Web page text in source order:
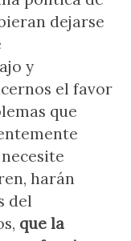
dejarse
y
el favor
que
harán
del
que la